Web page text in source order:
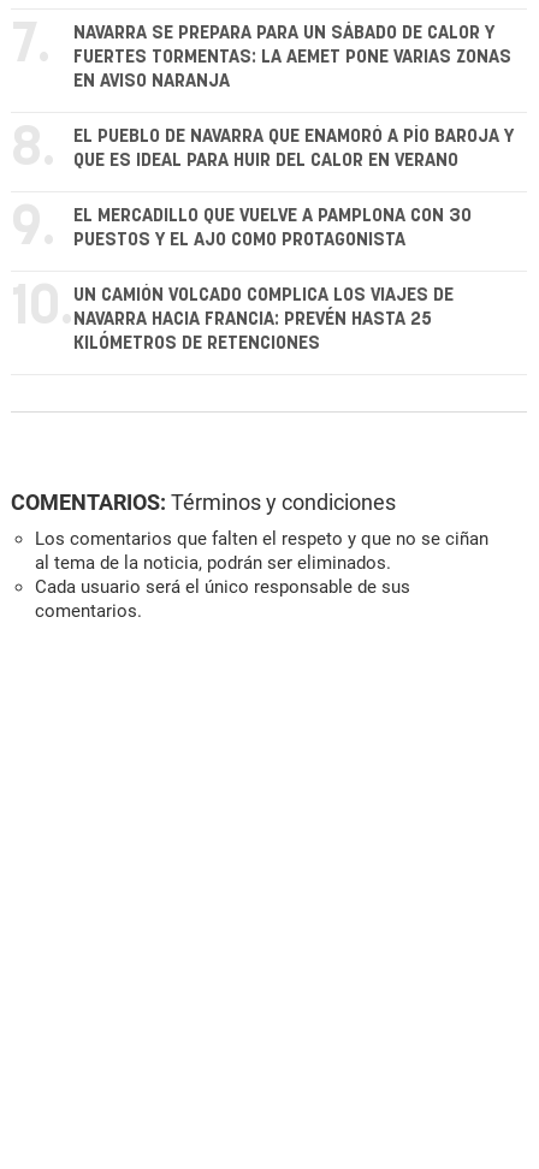
7.
NAVARRA SE PREPARA PARA UN SÁBADO DE CALOR Y
FUERTES TORMENTAS: LA AEMET PONE VARIAS ZONAS
EN AVISO NARANJA
8.
EL PUEBLO DE NAVARRA QUE ENAMORÓ A PÍO BAROJA Y
QUE ES IDEAL PARA HUIR DEL CALOR EN VERANO
9.
EL MERCADILLO QUE VUELVE A PAMPLONA CON 30
PUESTOS Y EL AJO COMO PROTAGONISTA
10. UN CAMIÓN VOLCADO COMPLICA LOS VIAJES DE
NAVARRA HACIA FRANCIA: PREVÉN HASTA 25
KILÓMETROS DE RETENCIONES
COMENTARIOS: Términos y condiciones
Los comentarios que falten el respeto y que no se ciñan
al tema de la noticia, podrán ser eliminados.
Cada usuario será el único responsable de sus
comentarios.